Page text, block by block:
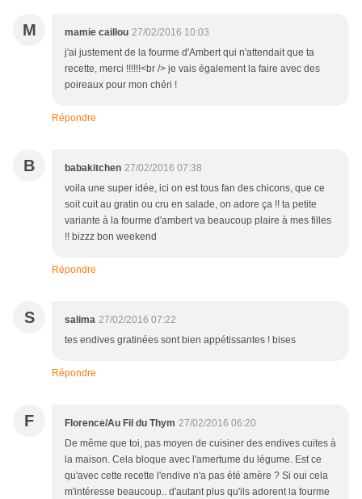
M mamie caillou 27/02/2016 10:03
j'ai justement de la fourme d'Ambert qui n'attendait que ta
recette, merci !!!!!!<br /> je vais également la faire avec des
poireaux pour mon chéri !
Répondre
B babakitchen 27/02/2016 07:38
voila une super idée, ici on est tous fan des chicons, que ce
soit cuit au gratin ou cru en salade, on adore ça !! ta petite
variante à la fourme d'ambert va beaucoup plaire à mes filles
!! bizzz bon weekend
Répondre
S salima 27/02/2016 07:22
tes endives gratinées sont bien appétissantes ! bises
Répondre
F Florence/Au Fil du Thym 27/02/2016 06:20
De même que toi, pas moyen de cuisiner des endives cuites à
la maison. Cela bloque avec l'amertume du légume. Est ce
qu'avec cette recette l'endive n'a pas été amère ? Si oui cela
m'intéresse beaucoup.. d'autant plus qu'ils adorent la fourme